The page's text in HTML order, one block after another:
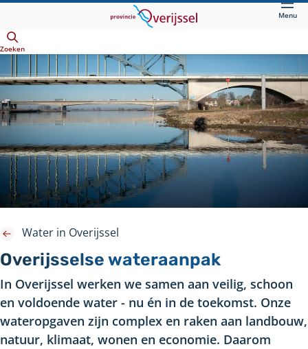
hoofdinhoud
Menu
Zoeken
Overijsselse wateraanpak
Water in Overijssel
In Overijssel werken we samen aan veilig, schoon
en voldoende water - nu én in de toekomst. Onze
wateropgaven zijn complex en raken aan landbouw,
natuur, klimaat, wonen en economie. Daarom